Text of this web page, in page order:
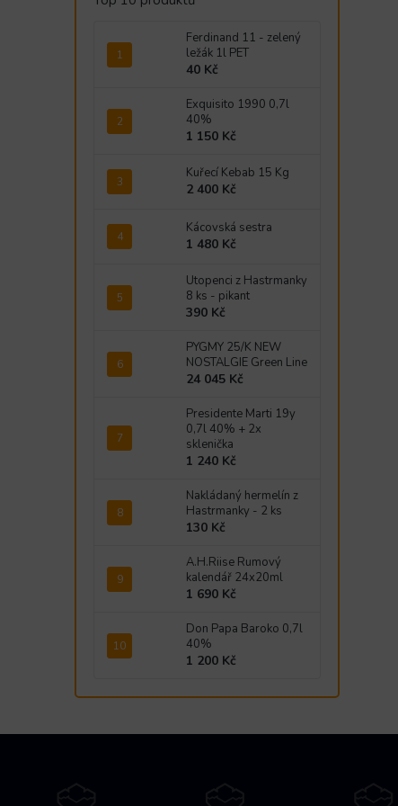
Ferdinand 11 - zelený
ležák 1l PET
40 Kč
Exquisito 1990 0,7l
40%
1 150 Kč
Kuřecí Kebab 15 Kg
2 400 Kč
Kácovská sestra
1 480 Kč
Utopenci z Hastrmanky
8 ks - pikant
390 Kč
PYGMY 25/K NEW
NOSTALGIE Green Line
24 045 Kč
Presidente Marti 19y
0,7l 40% + 2x
sklenička
1 240 Kč
Nakládaný hermelín z
Hastrmanky - 2 ks
130 Kč
A.H.Riise Rumový
kalendář 24x20ml
1 690 Kč
Don Papa Baroko 0,7l
40%
1 200 Kč